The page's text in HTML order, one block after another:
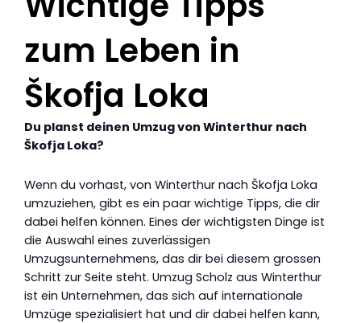
zum Leben in
Škofja Loka
Du planst deinen Umzug von Winterthur nach
Škofja Loka?
Wenn du vorhast, von Winterthur nach Škofja Loka
umzuziehen, gibt es ein paar wichtige Tipps, die dir
dabei helfen können. Eines der wichtigsten Dinge ist
die Auswahl eines zuverlässigen
Umzugsunternehmens, das dir bei diesem grossen
Schritt zur Seite steht. Umzug Scholz aus Winterthur
ist ein Unternehmen, das sich auf internationale
Umzüge spezialisiert hat und dir dabei helfen kann,